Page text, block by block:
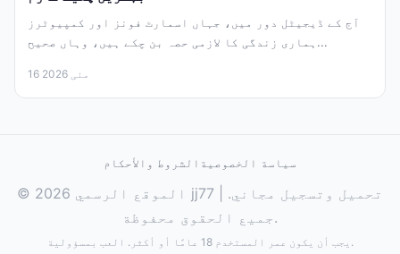
آج کے ڈیجیٹل دور میں، جہاں اسمارٹ فونز اور کمپیوٹرز
ہماری زندگی کا لازمی حصہ بن چکے ہیں، وہاں صحیح...
16 مئی 2026
الشروط والأحكام سياسة الخصوصية
© 2026 الموقع الرسمي jj77 | تحميل وتسجيل مجاني.
جميع الحقوق محفوظة.
يجب أن يكون عمر المستخدم 18 عامًا أو أكثر. العب بمسؤولية.